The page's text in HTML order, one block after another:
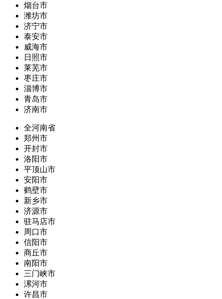
烟台市
潍坊市
济宁市
泰安市
威海市
日照市
莱芜市
枣庄市
淄博市
青岛市
济南市
全河南省
郑州市
开封市
洛阳市
平顶山市
安阳市
鹤壁市
新乡市
济源市
驻马店市
周口市
信阳市
商丘市
南阳市
三门峡市
漯河市
许昌市